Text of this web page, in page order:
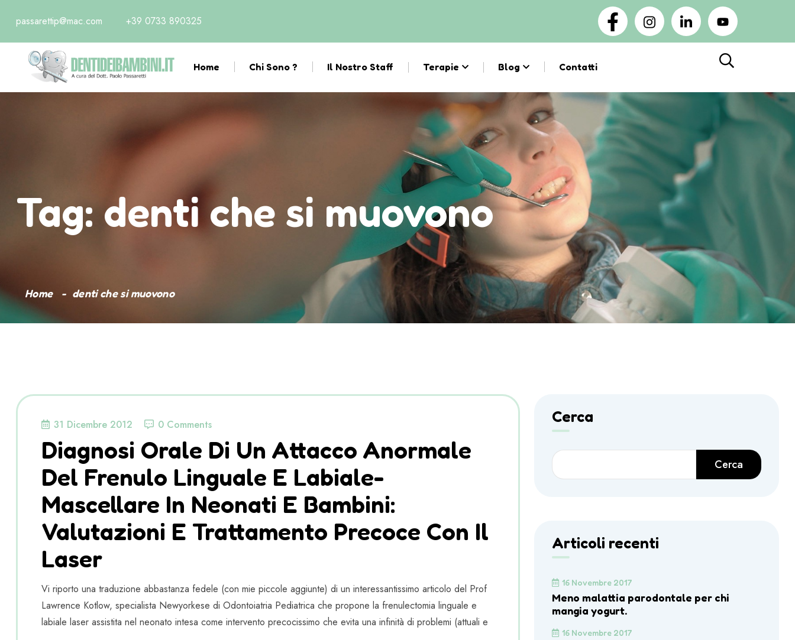
passarettip@mac.com +39 0733 890325
Home Chi Sono ? Il Nostro Staff Terapie Blog Contatti
Tag:denti che si muovono
Home denti che si muovono
31 Dicembre 2012 0 Comments
Diagnosi Orale Di Un Attacco Anormale
Del Frenulo Linguale E Labiale-
Mascellare In Neonati E Bambini:
Valutazioni E Trattamento Precoce Con Il
Laser
Vi riporto una traduzione abbastanza fedele (con mie piccole aggiunte) di un interessantissimo articolo del Prof
Lawrence Kotlow, specialista Newyorkese di Odontoiatria Pediatrica che propone la frenulectomia linguale e
labiale laser assistita nel neonato intesa come intervento precocissimo che evita una infinità di problemi (attuali e
Cerca
Cerca
Articoli recenti
16 Novembre 2017
Meno malattia parodontale per chi
mangia yogurt.
16 Novembre 2017